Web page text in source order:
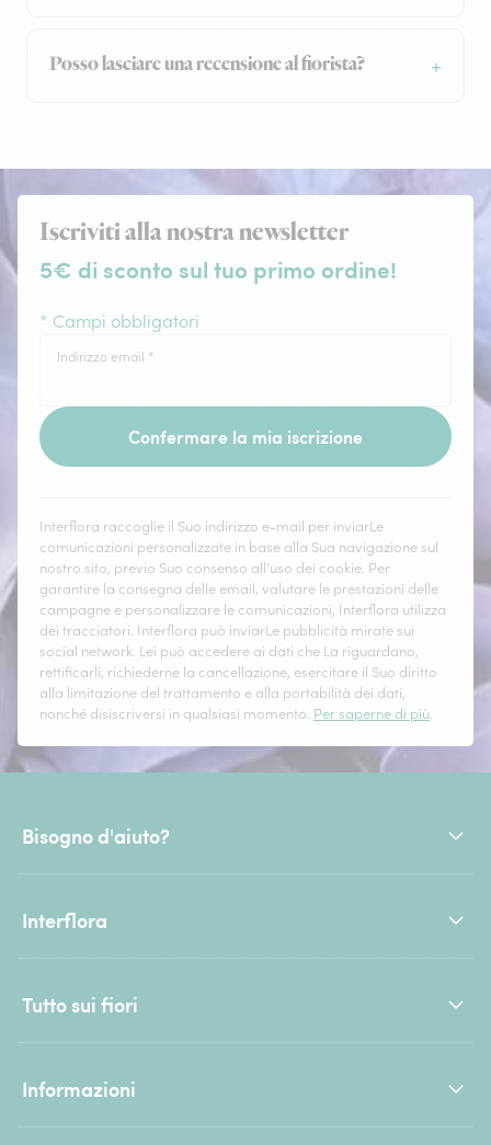
Posso lasciare una recensione al fiorista?
Iscriviti alla nostra newsletter
5€ di sconto sul tuo primo ordine!
* Campi obbligatori
Indirizzo email *
Confermare la mia iscrizione
Interflora raccoglie il Suo indirizzo e-mail per inviarLe
comunicazioni personalizzate in base alla Sua navigazione sul
nostro sito, previo Suo consenso all'uso dei cookie. Per
garantire la consegna delle email, valutare le prestazioni delle
campagne e personalizzare le comunicazioni, Interflora utilizza
dei tracciatori. Interflora può inviarLe pubblicità mirate sui
social network. Lei può accedere ai dati che La riguardano,
rettificarli, richiederne la cancellazione, esercitare il Suo diritto
alla limitazione del trattamento e alla portabilità dei dati,
nonché disiscriversi in qualsiasi momento. Per saperne di più.
Bisogno d'aiuto?
Interflora
Tutto sui fiori
Informazioni